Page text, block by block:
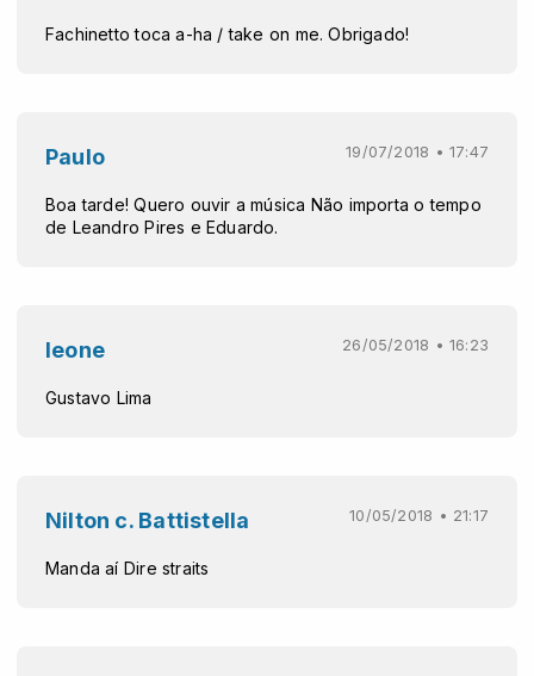
Fachinetto toca a-ha / take on me. Obrigado!
Paulo 19/07/2018 • 17:47
Boa tarde! Quero ouvir a música Não importa o tempo
de Leandro Pires e Eduardo.
leone 26/05/2018 • 16:23
Gustavo Lima
Nilton c. Battistella 10/05/2018 • 21:17
Manda aí Dire straits